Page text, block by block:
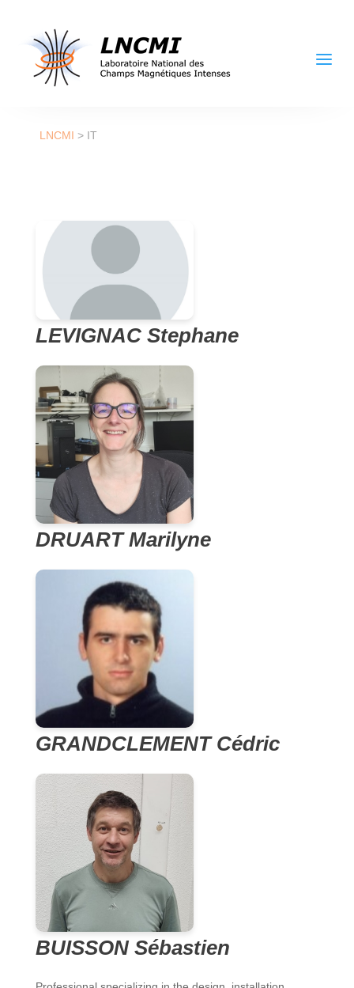
a
LNCMI > IT
LEVIGNAC Stephane
DRUART Marilyne
GRANDCLEMENT Cédric
BUISSON Sébastien